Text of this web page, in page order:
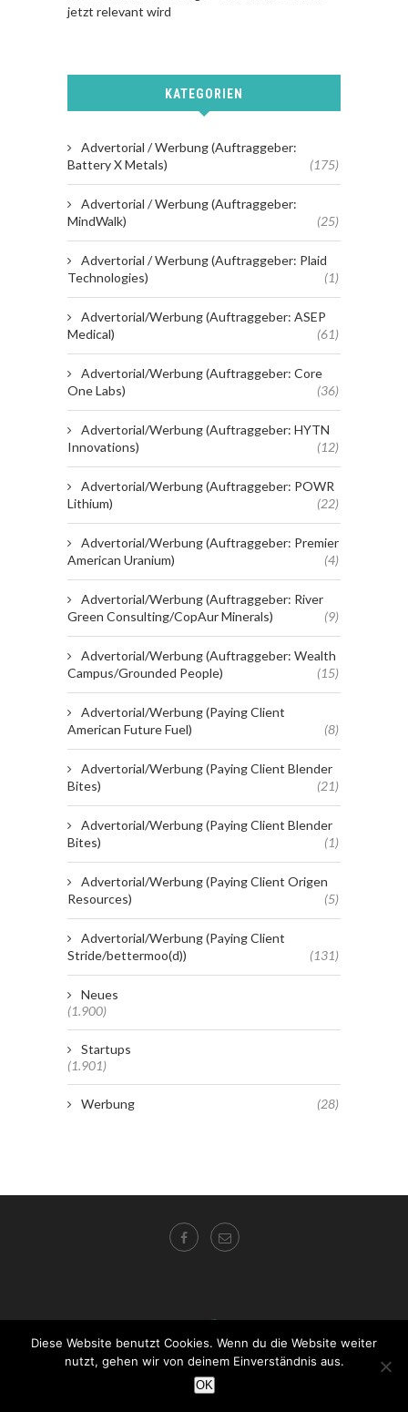
jetzt relevant wird
KATEGORIEN
Advertorial / Werbung (Auftraggeber:
Battery X Metals)
(175)
Advertorial / Werbung (Auftraggeber:
MindWalk)
(25)
Advertorial / Werbung (Auftraggeber: Plaid
Technologies)
(1)
Advertorial/Werbung (Auftraggeber: ASEP
Medical)
(61)
Advertorial/Werbung (Auftraggeber: Core
One Labs)
(36)
Advertorial/Werbung (Auftraggeber: HYTN
Innovations)
(12)
Advertorial/Werbung (Auftraggeber: POWR
Lithium)
(22)
Advertorial/Werbung (Auftraggeber: Premier
American Uranium)
(4)
Advertorial/Werbung (Auftraggeber: River
Green Consulting/CopAur Minerals)
(9)
Advertorial/Werbung (Auftraggeber: Wealth
Campus/Grounded People)
(15)
Advertorial/Werbung (Paying Client
American Future Fuel)
(8)
Advertorial/Werbung (Paying Client Blender
Bites)
(21)
Advertorial/Werbung (Paying Client Blender
Bites)
(1)
Advertorial/Werbung (Paying Client Origen
Resources)
(5)
Advertorial/Werbung (Paying Client
Stride/bettermoo(d))
(131)
Neues
(1.900)
Startups
(1.901)
Werbung (28)
Diese Website benutzt Cookies. Wenn du die Website weiter
nutzt, gehen wir von deinem Einverständnis aus.
OK